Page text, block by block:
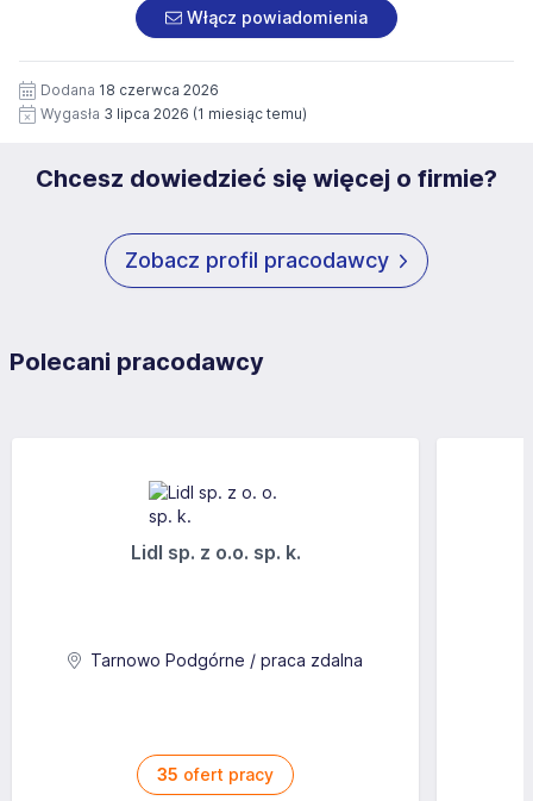
pod numerem 33 816 64 09 lub pisemnie na adres
siedziby administratora.
https://www.workprofit.pl/klauzula-informacyjna.html
załączonych dokumentach aplikacyjnych (w tym
wizerunku), na potrzeby przyszłych rekrutacji przez okres
12 miesięcy. Zgoda jest dobrowolna i może być w każdym
czasie wycofana.
Włącz powiadomienia
Dodana 18 czerwca 2026
Wygasła 3 lipca 2026 (1 miesiąc temu)
Chcesz dowiedzieć się więcej o firmie?
Zobacz profil pracodawcy
Polecani pracodawcy
Lidl sp. z o.o. sp. k.
Tarnowo Podgórne / praca zdalna
35 ofert pracy